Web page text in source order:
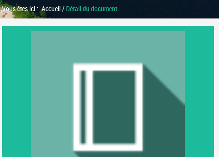
Vous êtes ici : Accueil/ Détail du document